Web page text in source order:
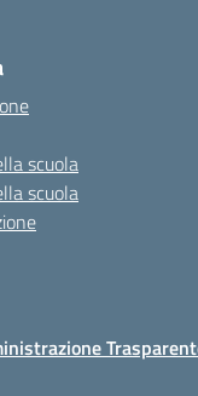
scuola
scuola